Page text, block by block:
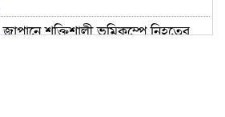
জাপানে শক্তিশালী ভূমিকম্পে নিহতের